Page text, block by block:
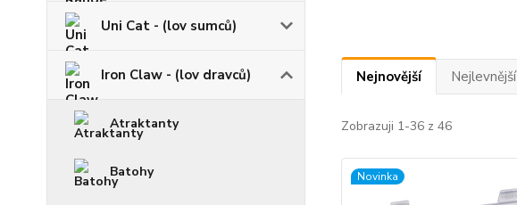
Uni Cat - (lov sumců)
Iron Claw - (lov dravců)
Atraktanty
Batohy
Nejnovější Nejlevnější
Zobrazuji 1-36 z 46
Novinka